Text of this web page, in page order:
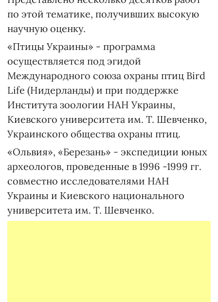
по этой тематике, получивших высокую
научную оценку.
«Птицы Украины» - программа
осуществляется под эгидой
Международного союза охраны птиц Bird
Life (Нидерланды) и при поддержке
Института зоологии НАН Украины,
Киевского университета им. Т. Шевченко,
Украинского общества охраны птиц.
«Ольвия», «Березань» - экспедиции юных
археологов, проведенные в 1996 -1999 гг.
совместно исследователями НАН
Украины и Киевского национального
университета им. Т. Шевченко.